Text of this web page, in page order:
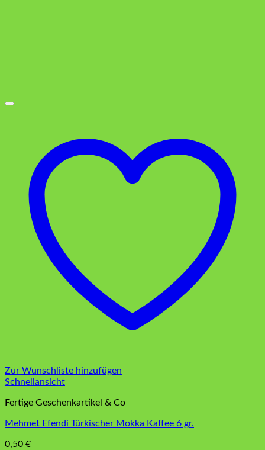
Zur Wunschliste hinzufügen
Schnellansicht
Fertige Geschenkartikel & Co
Mehmet Efendi Türkischer Mokka Kaffee 6 gr.
0,50 €